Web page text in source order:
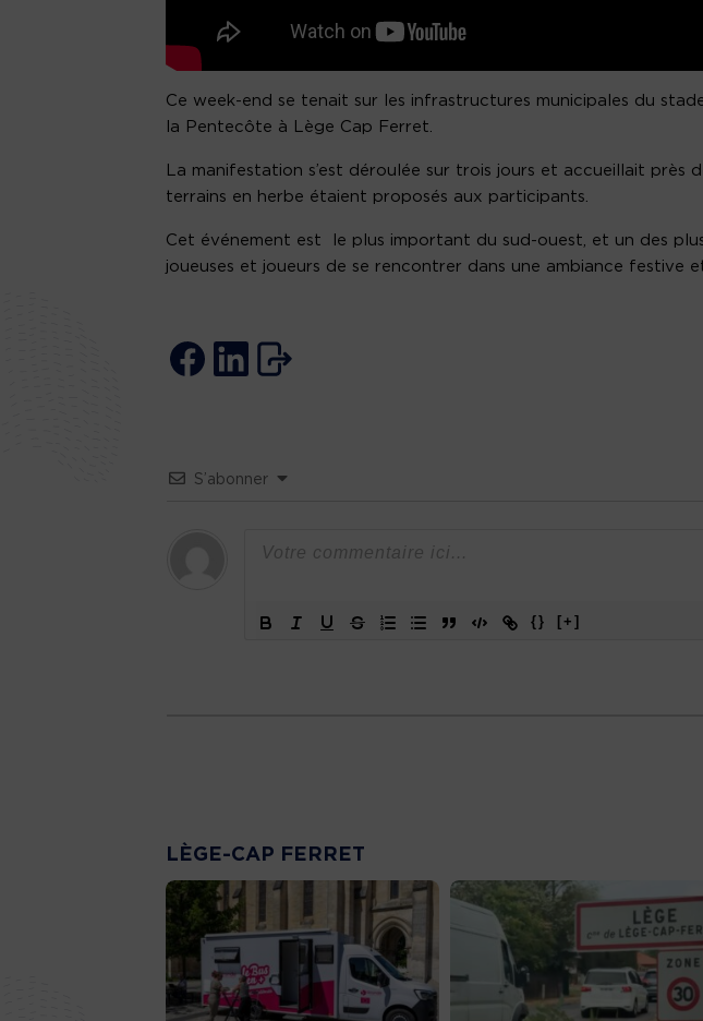
Ce week-end se tenait sur les infrastructures municipales du
la Pentecôte à Lège Cap Ferret.
La manifestation s’est déroulée sur trois jours et accueillait près
terrains en herbe étaient proposés aux participants.
Cet événement est le plus important du sud-ouest, et un des
joueuses et joueurs de se rencontrer dans une ambiance festive
S’abonner
{} [+]
LÈGE-CAP FERRET